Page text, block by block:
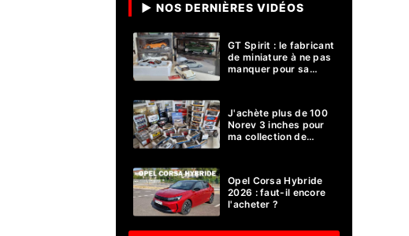
▶ NOS DERNIÈRES VIDÉOS
GT Spirit : le fabricant
de miniature à ne pas
manquer pour sa
J'achète plus de 100
Norev 3 inches pour
ma collection de
Opel Corsa Hybride
2026 : faut-il encore
l'acheter ?